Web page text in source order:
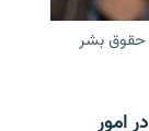
حقوق بشر
امور